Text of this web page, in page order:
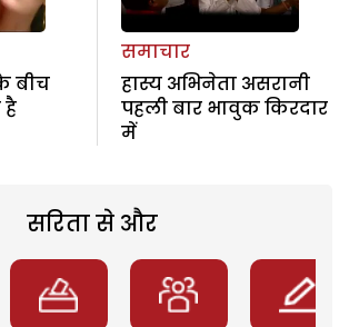
बीच
है
समाचार
हास्य अभिनेता असरानी
पहली बार भावुक किरदार
में
सरिता से और